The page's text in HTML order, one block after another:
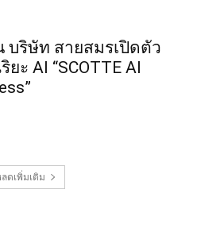
ริษัท สายสมรเปิดตัว
ะ AI “SCOTTE AI
ดเพิ่มเติม